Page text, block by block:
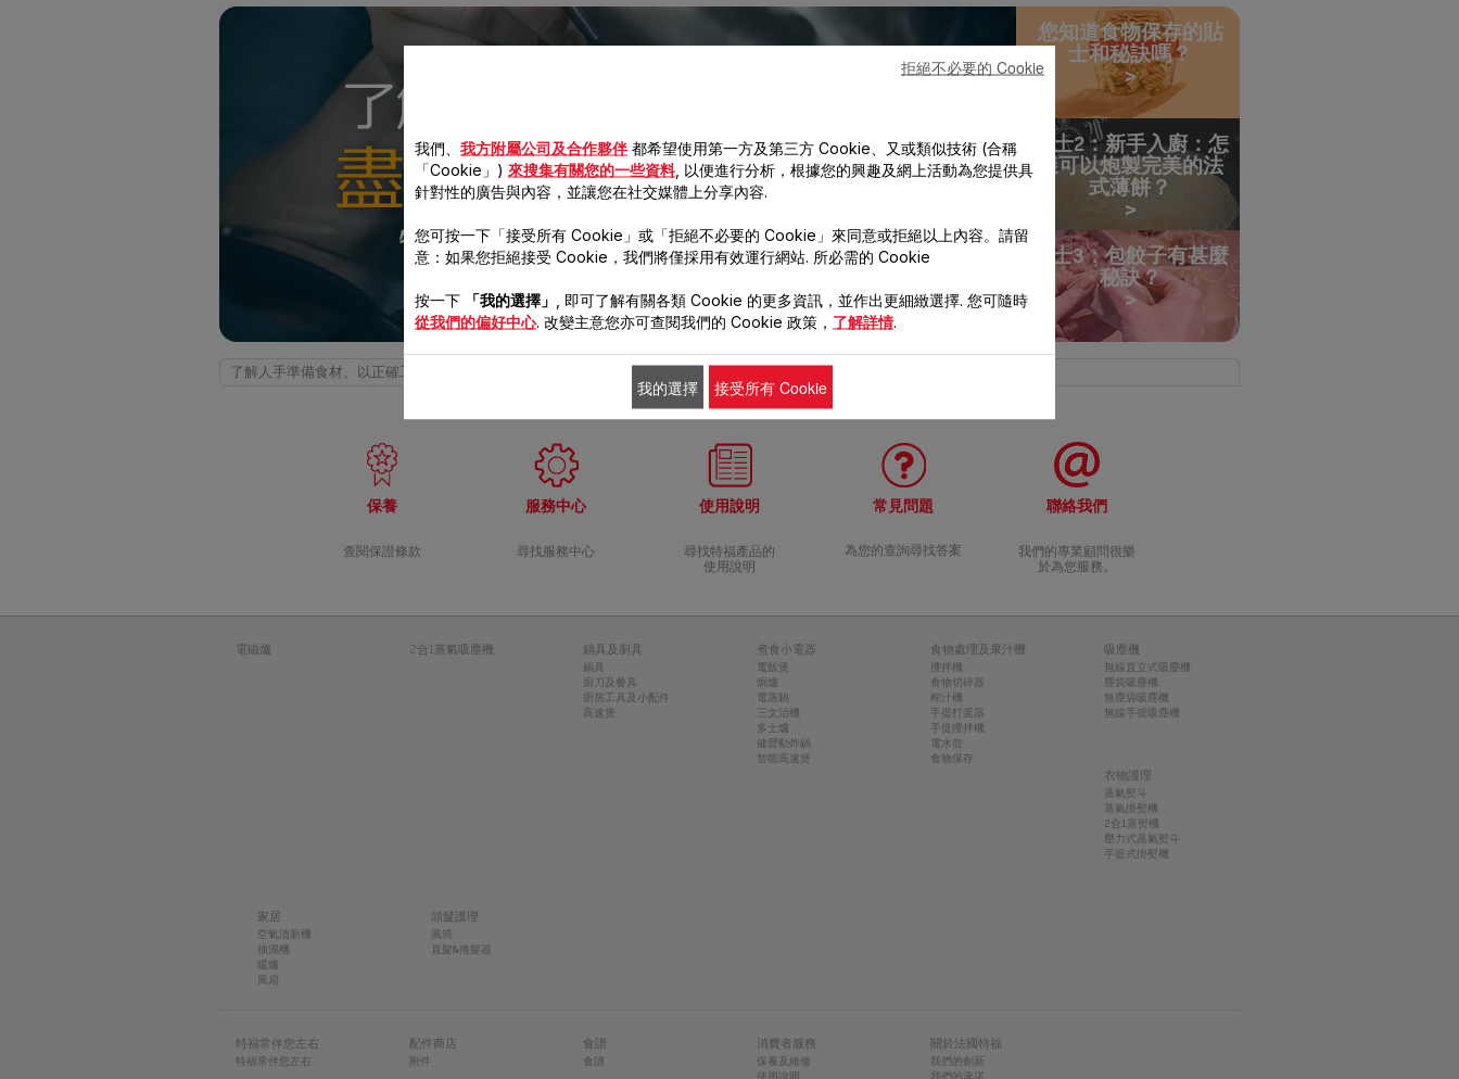
特福鍋具貼士1：怎樣才不會把牛油煮焦？
您知道食物保存的貼
士和秘訣嗎？
貼士2：新手入廚：怎
樣可以炮製完美的法
式薄餅？
貼士3：包餃子有甚麼
秘訣？
了解人手準備食材、以正確工具烹煮材料以及正確保存食物的方法。
保養
查閱保證條款
服務中心
尋找服務中心
使用說明
尋找特福產品的
使用說明
常見問題
為您的查詢尋找答案
聯絡我們
我們的專業顧問很樂
於為您服務。
電磁爐 2合1蒸氣吸塵機 鍋具及廚具
鍋具
廚刀及餐具
廚房工具及小配件
高速煲
煮食小電器
電飯煲
焗爐
電蒸鍋
三文治機
多士爐
健營動炸鍋
智能高速煲
食物處理及果汁機
攪拌機
食物切碎器
榨汁機
手提打蛋器
手提攪拌機
電水壺
食物保存
吸塵機
無線直立式吸塵機
塵袋吸塵機
無塵袋吸塵機
無線手提吸塵機
衣物護理
蒸氣熨斗
蒸氣掛熨機
2合1蒸熨機
壓力式蒸氣熨斗
手提式掛熨機
家居
空氣清新機
抽濕機
暖爐
風扇
頭髮護理
風筒
直髮&捲髮器
特福常伴您左右
特福常伴您左右
配件商店
附件
食譜
食譜
消費者服務
保養及維修
使用說明
關於法國特福
我們的創新
我們的承諾
我們、 我方附屬公司及合作夥伴都希望使用第一方及第三方 Cookie、又或類似技術 (合稱
「Cookie」) 來搜集有關您的一些資料, 以便進行分析，根據您的興趣及網上活動為您提供具
針對性的廣告與內容，並讓您在社交媒體上分享內容.
您可按一下「接受所有 Cookie」或「拒絕不必要的 Cookie」來同意或拒絕以上內容。請留
意：如果您拒絕接受 Cookie，我們將僅採用有效運行網站. 所必需的 Cookie
按一下 「我的選擇」
, 即可了解有關各類 Cookie 的更多資訊，並作出更細緻選擇. 您可隨時
從我們的偏好中心. 改變主意您亦可查閱我們的 Cookie 政策， 了解詳情.
拒絕不必要的 Cookie
我的選擇 接受所有 Cookie